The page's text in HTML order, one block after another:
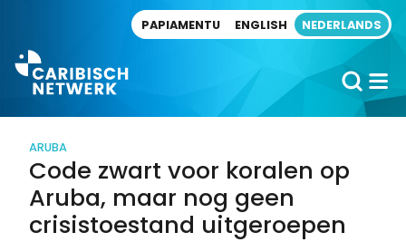
PAPIAMENTU ENGLISH NEDERLANDS
ARUBA
Code zwart voor koralen op
Aruba, maar nog geen
crisistoestand uitgeroepen